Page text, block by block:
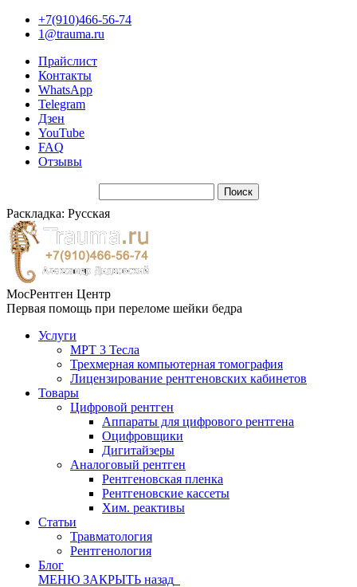
+7(910)466-56-74
1@trauma.ru
Прайслист
Контакты
WhatsApp
Telegram
Дзен
YouTube
FAQ
Отзывы
Раскладка: Русская
МосРентген Центр
Первая помощь при переломе шейки бедра
Услуги
МРТ 3 Тесла
Трехмерная компьютерная томография
Лицензирование рентгеновских кабинетов
Товары
Цифровой рентген
Аппараты для цифрового рентгена
Оцифровщики
Дигитайзеры
Аналоговый рентген
Рентгеновская пленка
Рентгеновские кассеты
Хим. реактивы
Статьи
Травматология
Рентгенология
Блог
МЕНЮ ЗАКРЫТЬ назад